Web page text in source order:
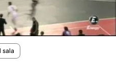
con el fuerte disparo
sala